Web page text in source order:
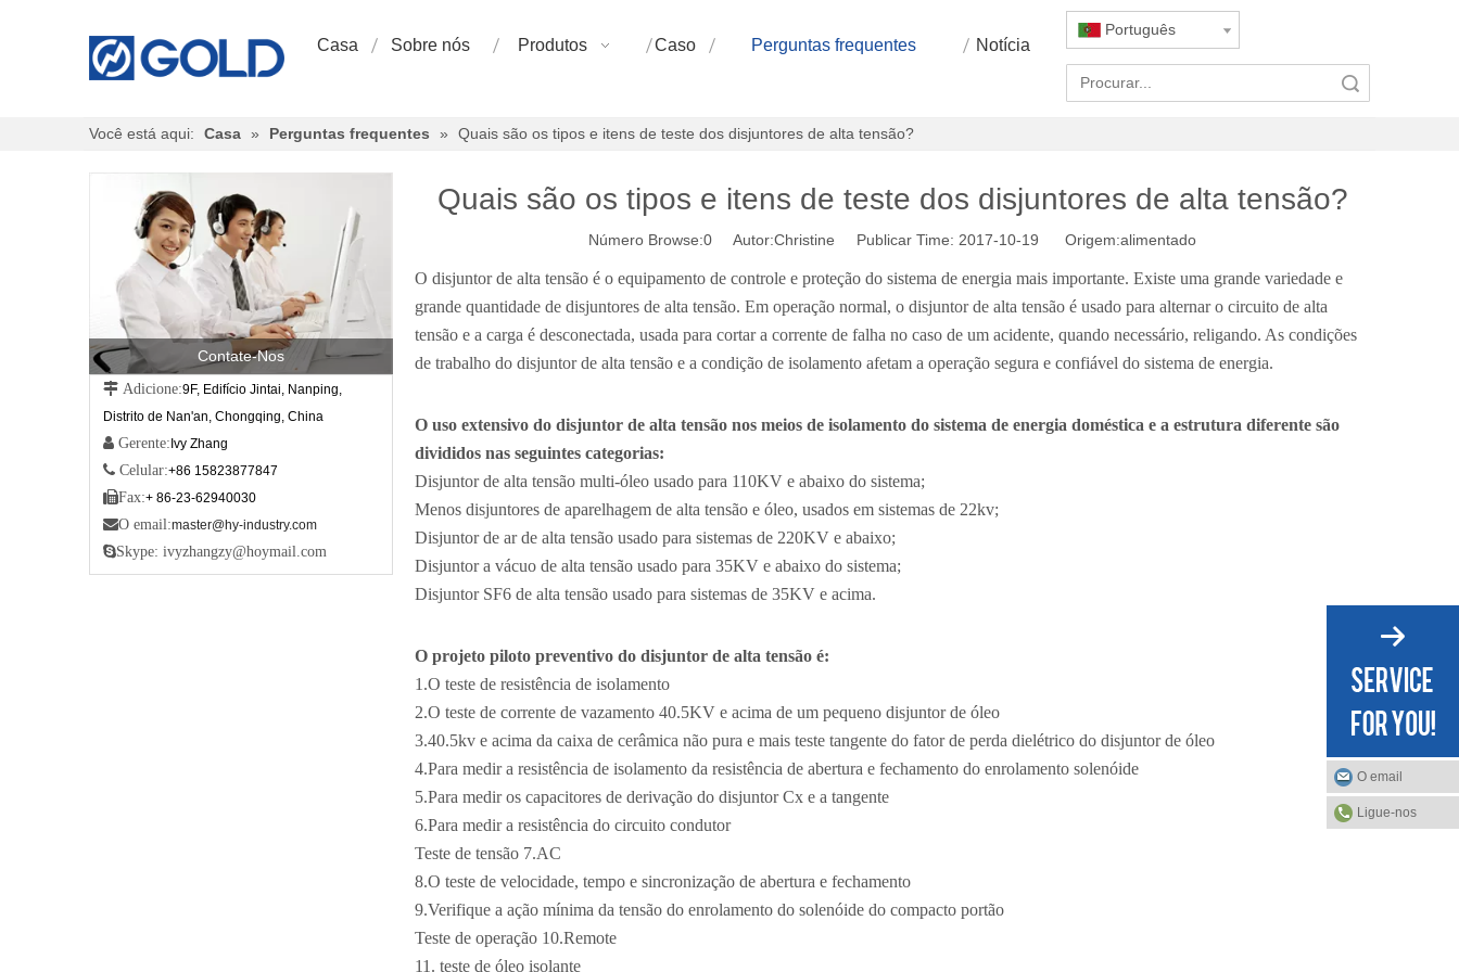
Casa Sobre nós Produtos Caso Perguntas frequentes Notícia
Português
Você está aqui: Casa » Perguntas frequentes » Quais são os tipos e itens de teste dos disjuntores de alta tensão?
Contate-Nos
 Adicione:9F, Edifício Jintai, Nanping,
Distrito de Nan'an, Chongqing, China
 Gerente: Ivy Zhang
 Celular:+86 15823877847
Fax:+ 86-23-62940030
O email:master@hy-industry.com
Skype: ivyzhangzy@hoymail.com
Quais são os tipos e itens de teste dos disjuntores de alta tensão?
Número Browse:0 Autor:Christine Publicar Time: 2017-10-19 Origem:alimentado
O disjuntor de alta tensão é o equipamento de controle e proteção do sistema de energia mais importante. Existe uma grande variedade e
grande quantidade de disjuntores de alta tensão. Em operação normal, o disjuntor de alta tensão é usado para alternar o circuito de alta
tensão e a carga é desconectada, usada para cortar a corrente de falha no caso de um acidente, quando necessário, religando. As condições
de trabalho do disjuntor de alta tensão e a condição de isolamento afetam a operação segura e confiável do sistema de energia.
O uso extensivo do disjuntor de alta tensão nos meios de isolamento do sistema de energia doméstica e a estrutura diferente são
divididos nas seguintes categorias:
Disjuntor de alta tensão multi-óleo usado para 110KV e abaixo do sistema;
Menos disjuntores de aparelhagem de alta tensão e óleo, usados ​​em sistemas de 22kv;
Disjuntor de ar de alta tensão usado para sistemas de 220KV e abaixo;
Disjuntor a vácuo de alta tensão usado para 35KV e abaixo do sistema;
Disjuntor SF6 de alta tensão usado para sistemas de 35KV e acima.
O projeto piloto preventivo do disjuntor de alta tensão é:
1.O teste de resistência de isolamento
2.O teste de corrente de vazamento 40.5KV e acima de um pequeno disjuntor de óleo
3.40.5kv e acima da caixa de cerâmica não pura e mais teste tangente do fator de perda dielétrico do disjuntor de óleo
4.Para medir a resistência de isolamento da resistência de abertura e fechamento do enrolamento solenóide
5.Para medir os capacitores de derivação do disjuntor Cx e a tangente
6.Para medir a resistência do circuito condutor
Teste de tensão 7.AC
8.O teste de velocidade, tempo e sincronização de abertura e fechamento
9.Verifique a ação mínima da tensão do enrolamento do solenóide do compacto portão
Teste de operação 10.Remote
11. teste de óleo isolante
O email
Ligue-nos